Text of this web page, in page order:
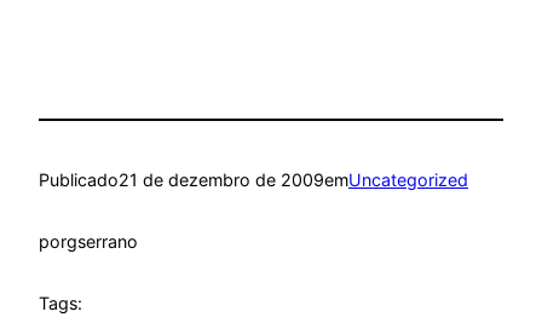
Publicado21 de dezembro de 2009emUncategorized
porgserrano
Tags: